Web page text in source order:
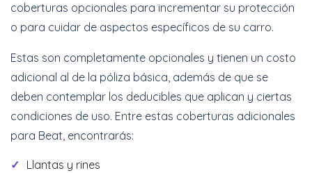
coberturas opcionales para incrementar su protección
o para cuidar de aspectos específicos de su carro.
Estas son completamente opcionales y tienen un costo
adicional al de la póliza básica, además de que se
deben contemplar los deducibles que aplican y ciertas
condiciones de uso. Entre estas coberturas adicionales
para Beat, encontrarás:
Llantas y rines